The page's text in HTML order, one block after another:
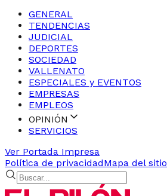
GENERAL
TENDENCIAS
JUDICIAL
DEPORTES
SOCIEDAD
VALLENATO
ESPECIALES y EVENTOS
EMPRESAS
EMPLEOS
OPINIÓN
SERVICIOS
Ver Portada Impresa
Política de privacidadMapa del sitio